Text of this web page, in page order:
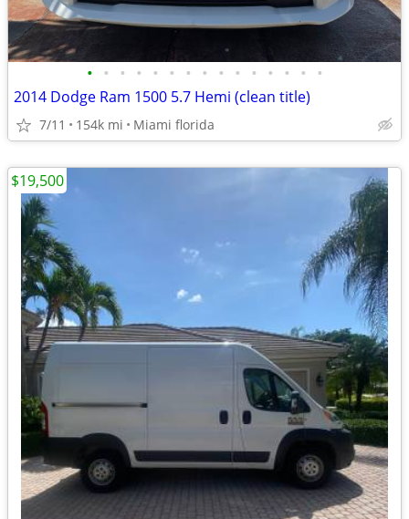
• • • • • • • • • • • • • • •
2014 Dodge Ram 1500 5.7 Hemi (clean title)
7/11 154k mi Miami florida
$19,500